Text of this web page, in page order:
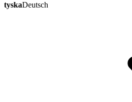
tyskaDeutsch